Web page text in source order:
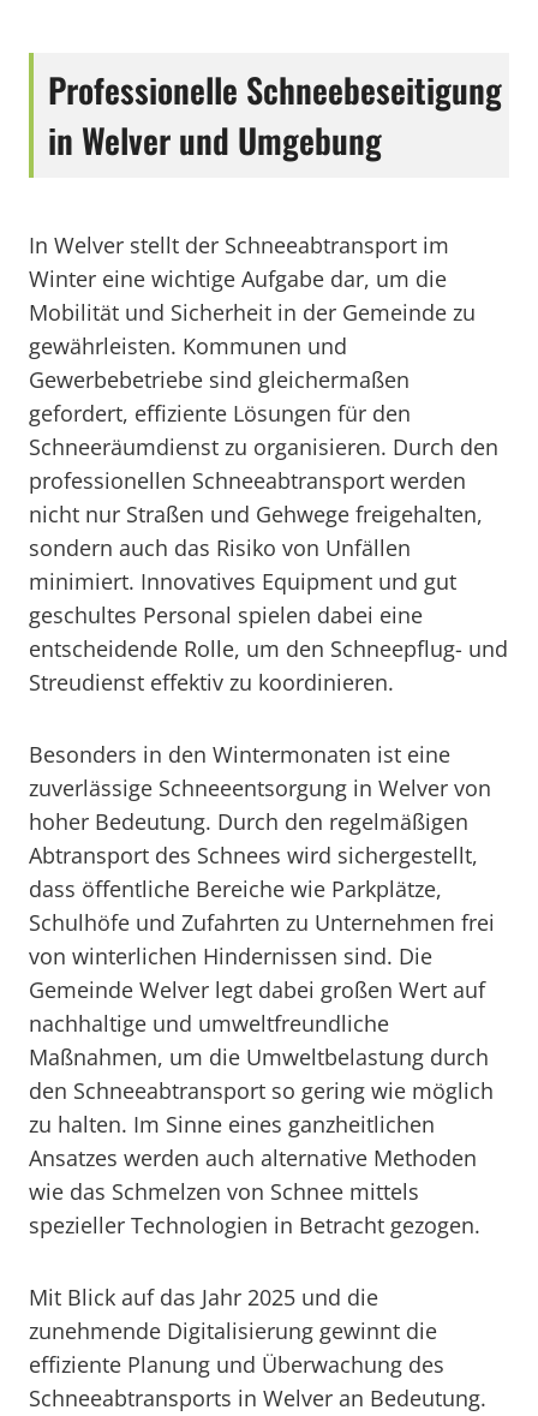
Professionelle Schneebeseitigung
in Welver und Umgebung
In Welver stellt der Schneeabtransport im
Winter eine wichtige Aufgabe dar, um die
Mobilität und Sicherheit in der Gemeinde zu
gewährleisten. Kommunen und
Gewerbebetriebe sind gleichermaßen
gefordert, effiziente Lösungen für den
Schneeräumdienst zu organisieren. Durch den
professionellen Schneeabtransport werden
nicht nur Straßen und Gehwege freigehalten,
sondern auch das Risiko von Unfällen
minimiert. Innovatives Equipment und gut
geschultes Personal spielen dabei eine
entscheidende Rolle, um den Schneepflug- und
Streudienst effektiv zu koordinieren.
Besonders in den Wintermonaten ist eine
zuverlässige Schneeentsorgung in Welver von
hoher Bedeutung. Durch den regelmäßigen
Abtransport des Schnees wird sichergestellt,
dass öffentliche Bereiche wie Parkplätze,
Schulhöfe und Zufahrten zu Unternehmen frei
von winterlichen Hindernissen sind. Die
Gemeinde Welver legt dabei großen Wert auf
nachhaltige und umweltfreundliche
Maßnahmen, um die Umweltbelastung durch
den Schneeabtransport so gering wie möglich
zu halten. Im Sinne eines ganzheitlichen
Ansatzes werden auch alternative Methoden
wie das Schmelzen von Schnee mittels
spezieller Technologien in Betracht gezogen.
Mit Blick auf das Jahr 2025 und die
zunehmende Digitalisierung gewinnt die
effiziente Planung und Überwachung des
Schneeabtransports in Welver an Bedeutung.